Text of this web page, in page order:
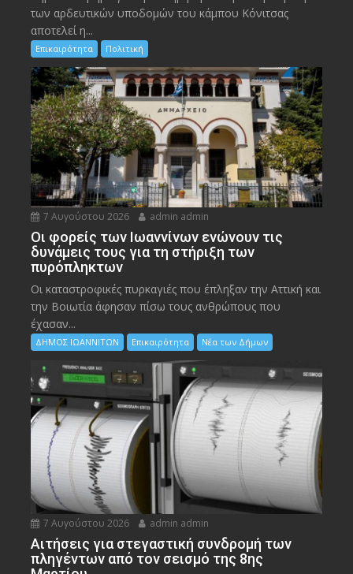
των αρδευτικών υποδομών του κάμπου Κόνιτσας
αποτελεί η...
Επικαιρότητα Πολιτική
7 Αυγούστου 2026 admin admin
Οι φορείς των Ιωαννίνων ενώνουν τις
δυνάμεις τους για τη στήριξη των
πυρόπληκτων
Οι καταστροφικές πυρκαγιές που έπληξαν την Αττική και
την Bοιωτία άφησαν πίσω τους ανθρώπους που
έχασαν...
ΔΗΜΟΣ ΙΩΑΝΝΙΤΩΝ Επικαιρότητα Νέα των Δήμων
7 Αυγούστου 2026 admin admin
Αιτήσεις για στεγαστική συνδρομή των
πληγέντων από τον σεισμό της 8ης